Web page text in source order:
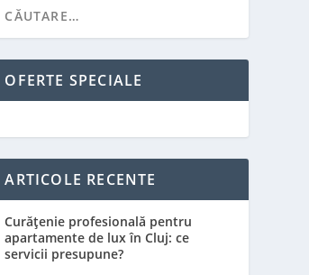
OFERTE SPECIALE
ARTICOLE RECENTE
Curățenie profesională pentru
apartamente de lux în Cluj: ce
servicii presupune?